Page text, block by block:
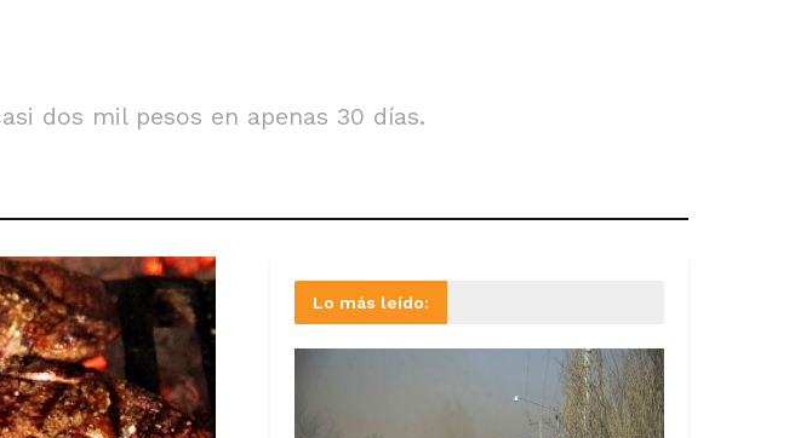
dos mil pesos en apenas 30 días.
Lo más leído: